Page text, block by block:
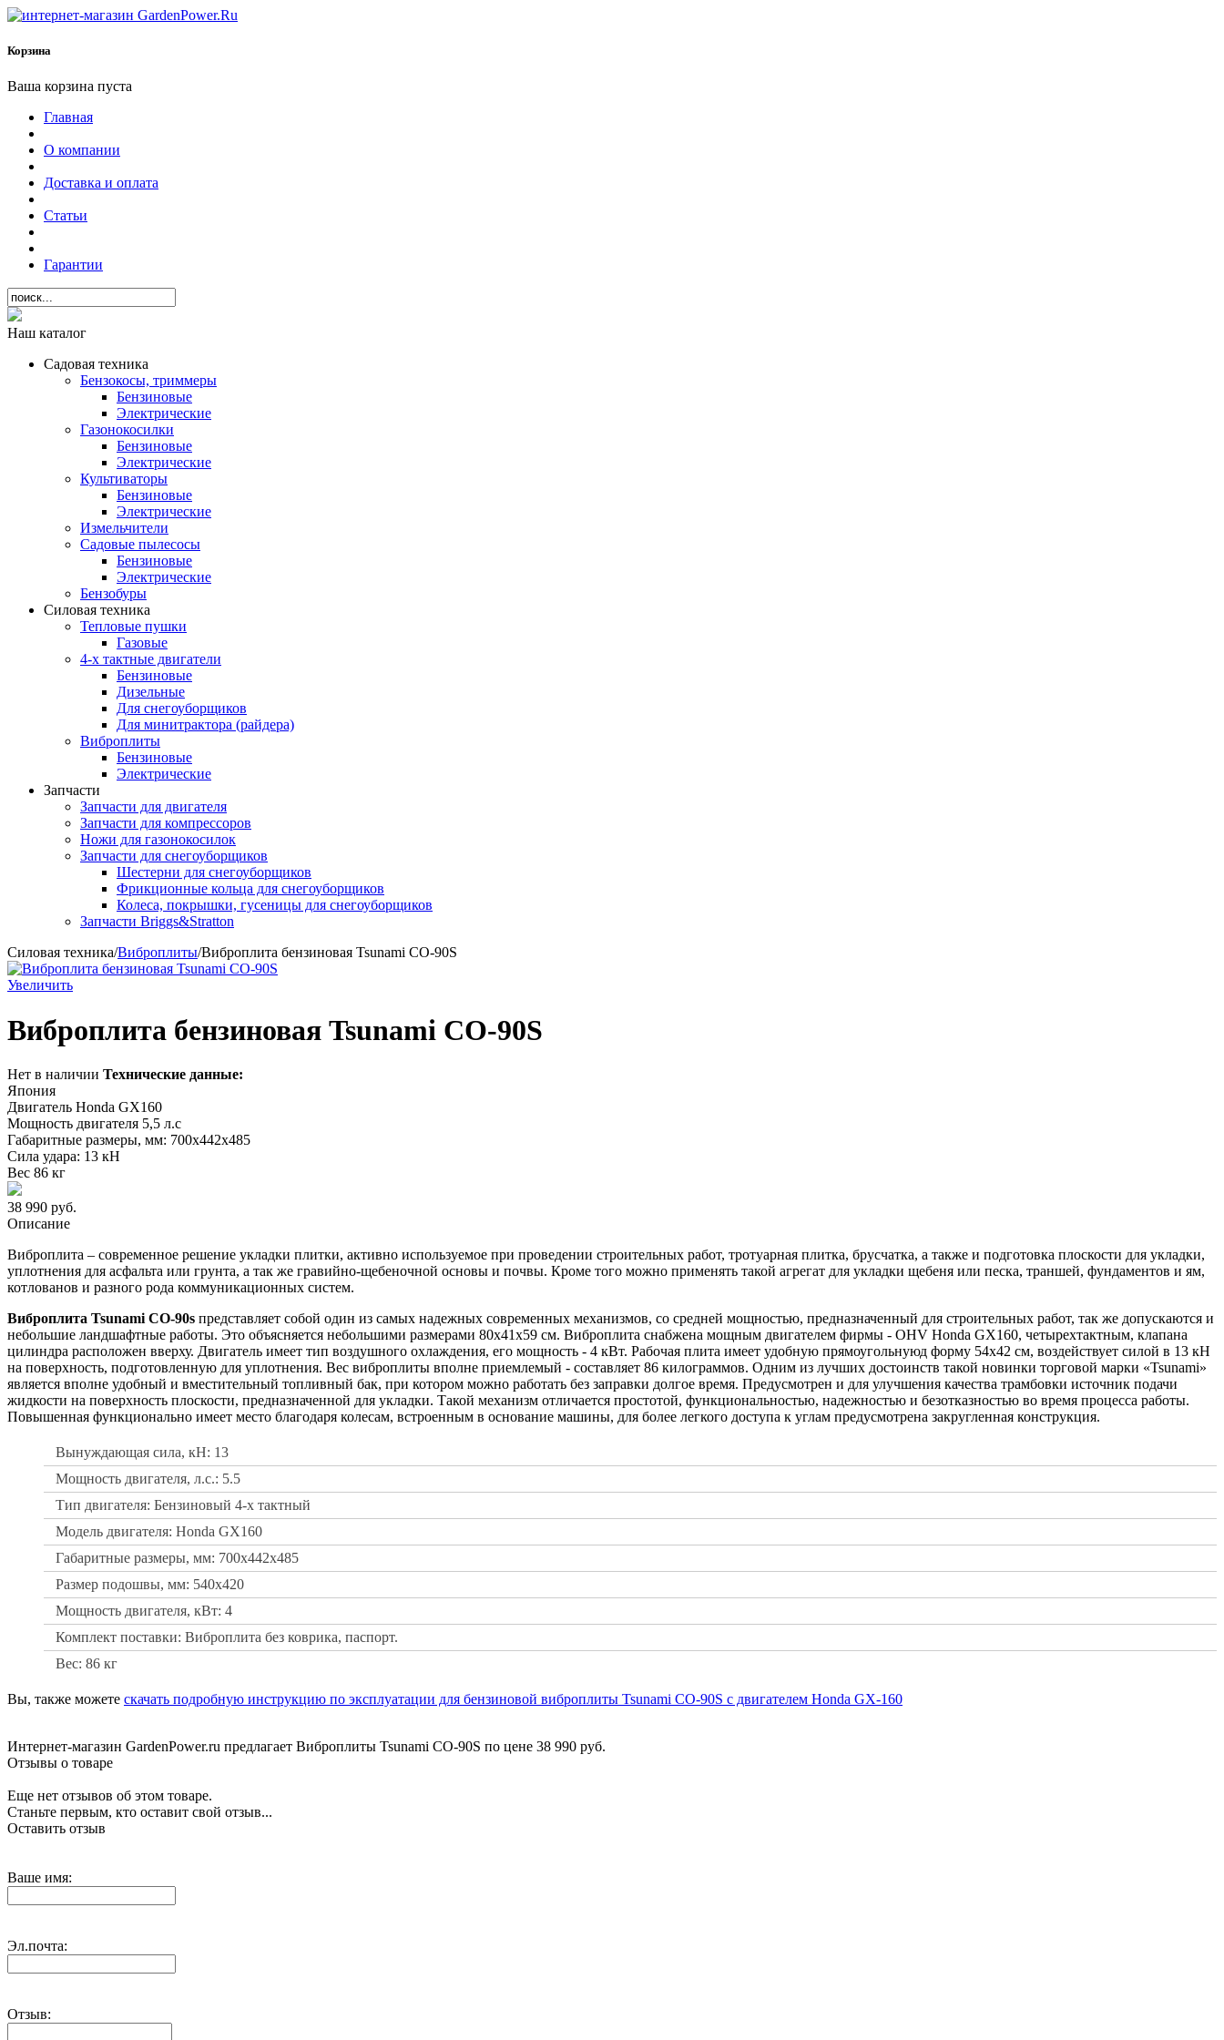
Корзина
Ваша корзина пуста
Главная
О компании
Доставка и оплата
Статьи
Гарантии
Наш каталог
Садовая техника
Бензокосы, триммеры
Бензиновые
Электрические
Газонокосилки
Бензиновые
Электрические
Культиваторы
Бензиновые
Электрические
Измельчители
Садовые пылесосы
Бензиновые
Электрические
Бензобуры
Силовая техника
Тепловые пушки
Газовые
4-х тактные двигатели
Бензиновые
Дизельные
Для снегоуборщиков
Для минитрактора (райдера)
Виброплиты
Бензиновые
Электрические
Запчасти
Запчасти для двигателя
Запчасти для компрессоров
Ножи для газонокосилок
Запчасти для снегоуборщиков
Шестерни для снегоуборщиков
Фрикционные кольца для снегоуборщиков
Колеса, покрышки, гусеницы для снегоуборщиков
Запчасти Briggs&Stratton
Силовая техника/Виброплиты/Виброплита бензиновая Tsunami СО-90S
Увеличить
Виброплита бензиновая Tsunami СО-90S
Нет в наличии Технические данные:
Япония
Двигатель Honda GX160
Мощность двигателя 5,5 л.с
Габаритные размеры, мм: 700x442x485
Сила удара: 13 кН
Вес 86 кг
38 990 руб.
Описание
Виброплита – современное решение укладки плитки, активно используемое при проведении строительных работ, тротуарная плитка, брусчатка, а также и подготовка плоскости для укладки,
уплотнения для асфальта или грунта, а так же гравийно-щебеночной основы и почвы. Кроме того можно применять такой агрегат для укладки щебеня или песка, траншей, фундаментов и ям,
котлованов и разного рода коммуникационных систем.
Bиброплита Tsunami CO-90s представляет собой один из самых надежных современных механизмов, со средней мощностью, предназначенный для строительных работ, так же допускаются и
небольшие ландшафтные работы. Это объясняется небольшими размерами 80х41х59 см. Виброплита снабжена мощным двигателем фирмы - OHV Honda GX160, четырехтактным, клапана
цилиндра расположен вверху. Двигатель имеет тип воздушного охлаждения, его мощность - 4 кВт. Рабочая плита имеет удобную прямоугольнуюд форму 54х42 см, воздействует силой в 13 кН
на поверхность, подготовленную для уплотнения. Вес виброплиты вполне приемлемый - составляет 86 килограммов. Одним из лучших достоинств такой новинки торговой марки «Tsunami»
является вполне удобный и вместительный топливный бак, при котором можно работать без заправки долгое время. Предусмотрен и для улучшения качества трамбовки источник подачи
жидкости на поверхность плоскости, предназначенной для укладки. Такой механизм отличается простотой, функциональностью, надежностью и безотказностью во время процесса работы.
Повышенная функционально имеет место благодаря колесам, встроенным в основание машины, для более легкого доступа к углам предусмотрена закругленная конструкция.
Вынуждающая сила, кН: 13
Мощность двигателя, л.с.: 5.5
Тип двигателя: Бензиновый 4-х тактный
Модель двигателя: Honda GX160
Габаритные размеры, мм: 700x442x485
Размер подошвы, мм: 540x420
Мощность двигателя, кВт: 4
Комплект поставки: Виброплита без коврика, паспорт.
Вес: 86 кг
Вы, также можете скачать подробную инструкцию по эксплуатации для бензиновой виброплиты Tsunami СО-90S с двигателем Honda GX-160
Интернет-магазин GardenPower.ru предлагает Виброплиты Tsunami СО-90S по цене 38 990 руб.
Отзывы о товаре
Еще нет отзывов об этом товаре.
Станьте первым, кто оставит свой отзыв...
Оставить отзыв
Ваше имя:
Эл.почта:
Отзыв: